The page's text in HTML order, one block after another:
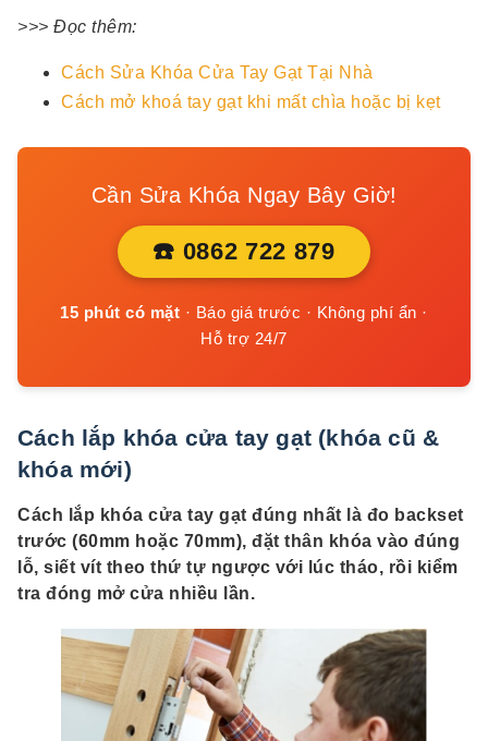
>>> Đọc thêm:
Cách Sửa Khóa Cửa Tay Gạt Tại Nhà
Cách mở khoá tay gạt khi mất chìa hoặc bị kẹt
Cần Sửa Khóa Ngay Bây Giờ!
☎️ 0862 722 879
15 phút có mặt · Báo giá trước · Không phí ẩn ·
Hỗ trợ 24/7
Cách lắp khóa cửa tay gạt (khóa cũ &
khóa mới)
Cách lắp khóa cửa tay gạt đúng nhất là đo backset
trước (60mm hoặc 70mm), đặt thân khóa vào đúng
lỗ, siết vít theo thứ tự ngược với lúc tháo, rồi kiểm
tra đóng mở cửa nhiều lần.